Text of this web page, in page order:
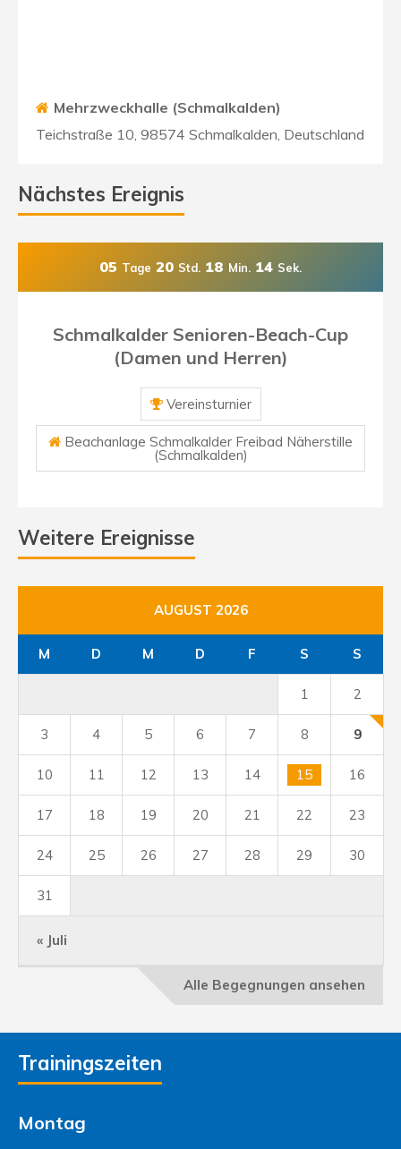
Mehrzweckhalle (Schmalkalden)
Teichstraße 10, 98574 Schmalkalden, Deutschland
Nächstes Ereignis
05 Tage 20 Std. 18 Min. 12 Sek.
Schmalkalder Senioren-Beach-Cup
(Damen und Herren)
Vereinsturnier
Beachanlage Schmalkalder Freibad Näherstille
(Schmalkalden)
Weitere Ereignisse
AUGUST 2026
M D M D F S S
« Juli
1 2
3 4 5 6 7 8 9
10 11 12 13 14 15 16
17 18 19 20 21 22 23
24 25 26 27 28 29 30
31
Alle Begegnungen ansehen
Trainingszeiten
Montag